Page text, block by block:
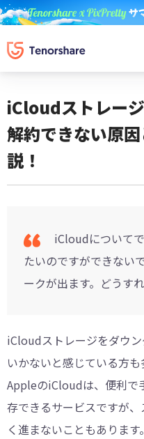
iCloudストレー
解約できない原
説！
iCloudについて
たいのですができない
ークが出ます。どうす
iCloudストレージをダウ
いかないと感じている方も
AppleのiCloudは、便利で
存できるサービスですが
く進まないこともあります